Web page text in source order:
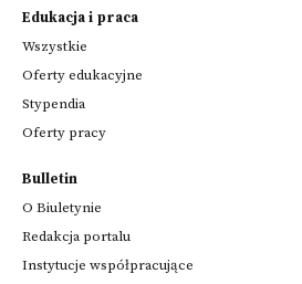
Edukacja i praca
Wszystkie
Oferty edukacyjne
Stypendia
Oferty pracy
Bulletin
O Biuletynie
Redakcja portalu
Instytucje współpracujące